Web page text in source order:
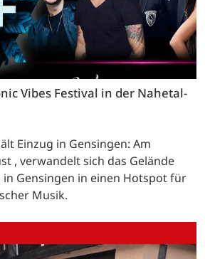
Vibes Festival in der Nahetal-
Einzug in Gensingen: Am
, verwandelt sich das Gelände
in Gensingen in einen Hotspot für
Musik.